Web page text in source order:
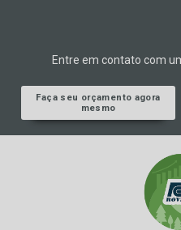
Entre em contato com
Faça seu orçamento agora
mesmo